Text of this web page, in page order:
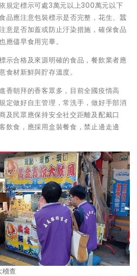
規定標示可處3萬元以上300萬元以下
品應注意包裝標示是否完整，花生、蠶
意是否加蓋或防止汙染措施，確保食品
應儘早食用完畢。
示合格及來源明確的食品，餐飲業者應
食材新鮮與貯存溫度。
香朝拜的香客眾多，目前全國疫情高
定做好自主管理，常洗手，做好手部消
及民眾應保持安全社交距離及配戴口
飲食，應採用盒裝餐食，禁止邊走邊
稽查